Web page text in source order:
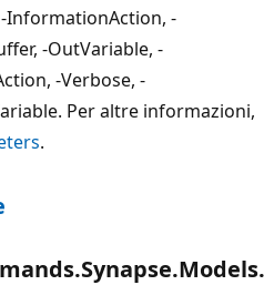
InformationAction, -
-OutVariable, -
-Verbose, -
Per altre informazioni,
.